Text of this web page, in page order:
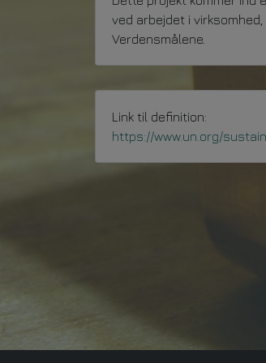
ved arbejdet i
Verdensmålene.
Link til definition:
https://www.un.org/